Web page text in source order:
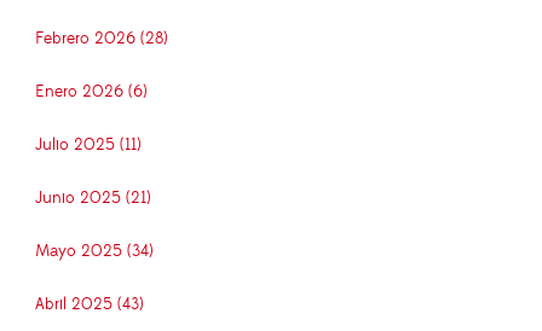
Febrero 2026 (28)
Enero 2026 (6)
Julio 2025 (11)
Junio 2025 (21)
Mayo 2025 (34)
Abril 2025 (43)